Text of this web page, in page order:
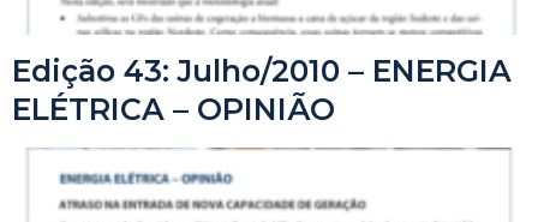
Edição 43: Julho/2010 – ENERGIA
ELÉTRICA – OPINIÃO